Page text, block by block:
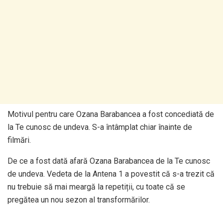
Motivul pentru care Ozana Barabancea a fost concediată de
la Te cunosc de undeva. S-a întâmplat chiar înainte de
filmări.
De ce a fost dată afară Ozana Barabancea de la Te cunosc
de undeva. Vedeta de la Antena 1 a povestit că s-a trezit că
nu trebuie să mai meargă la repetiții, cu toate că se
pregătea un nou sezon al transformărilor.